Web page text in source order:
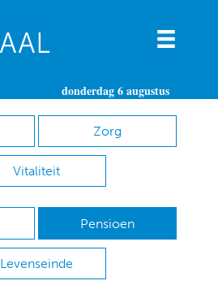
donderdag 6 augustus
Zorg
Vitaliteit
Pensioen
Levenseinde